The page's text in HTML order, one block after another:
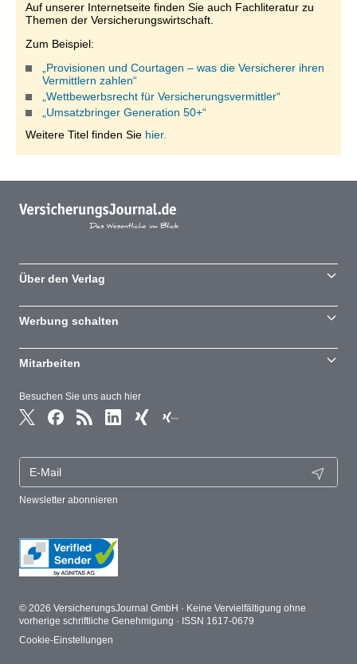
Auf unserer Internetseite finden Sie auch Fachliteratur zu
Themen der Versicherungswirtschaft.
Zum Beispiel:
„Provisionen und Courtagen – was die Versicherer ihren
Vermittlern zahlen“
„Wettbewerbsrecht für Versicherungsvermittler“
„Umsatzbringer Generation 50+“
Weitere Titel finden Sie hier.
Besuchen Sie uns auch hier
Newsletter abonnieren
Über den Verlag
Werbung schalten
Mitarbeiten
© 2026 VersicherungsJournal GmbH · Keine Vervielfältigung ohne
vorherige schriftliche Genehmigung · ISSN 1617-0679
Cookie-Einstellungen